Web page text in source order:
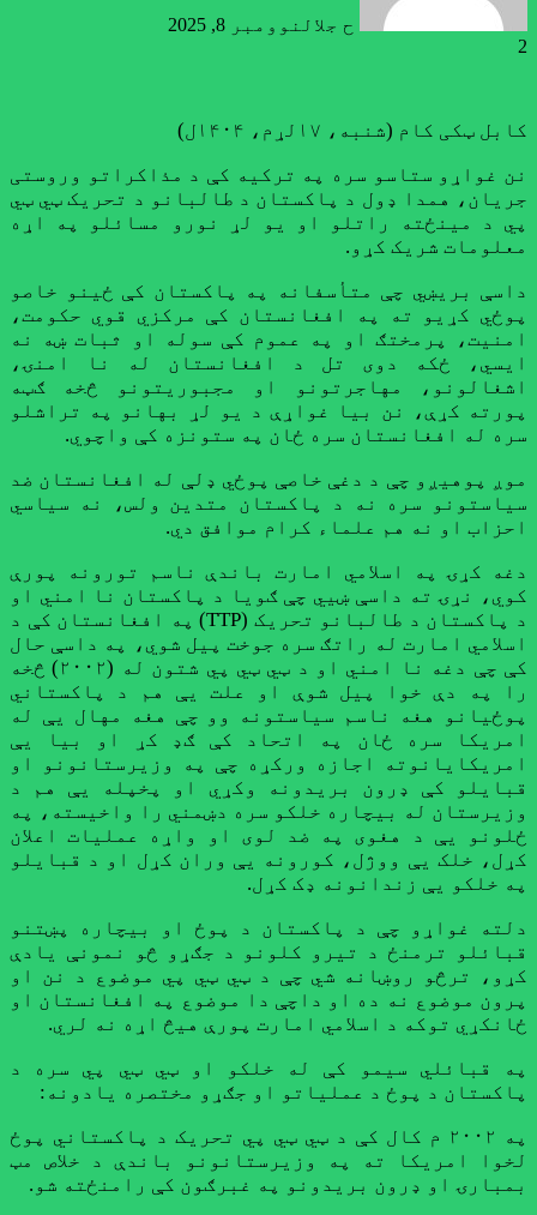
ح جلال نوومبر 8, 2025
2
کابل ټکی کام (شنبه، ۱۷لړم، ۱۴۰۴ل)
نن غواړو ستاسو سره په ترکیه کې د مذاکراتو وروستی
جریان، همدا ډول د پاکستان د طالبانو د تحریک ټي ټي
پي د مینځته راتلو او یو لړ نورو مسائلو په اړه
معلومات شریک کړو.
داسې بریښي چې متأسفانه په پاکستان کې ځینو خاصو
پوځي کړیو ته په افغانستان کې مرکزي قوي حکومت،
امنیت، پرمختګ او په عموم کې سوله او ثبات ښه نه
ایسي، ځکه دوی تل د افغانستان له نا امنۍ،
اشغالونو، مهاجرتونو او مجبوریتونو څخه ګټه
پورته کړې، نن بیا غواړې د یو لړ بهانو په تراشلو
سره له افغانستان سره ځان په ستونزه کې واچوي.
موږ پوهیږو چې د دغې خاصې پوځي ډلې له افغانستان ضد
سیاستونو سره نه د پاکستان متدین ولس، نه سیاسي
احزاب او نه هم علماء کرام موافق دي.
دغه کړۍ په اسلامي امارت باندې ناسم تورونه پورې
کوي، نړۍ ته داسې ښيي چې ګویا د پاکستان نا امني او
د پاکستان د طالبانو تحریک (TTP) په افغانستان کې د
اسلامي امارت له راتګ سره جوخت پيل شوي، په داسې حال
کې چې دغه نا امني او د ټي ټي پي شتون له (۲۰۰۲) څخه
را په دې خوا پيل شوې او علت یې هم د پاکستاني
پوځیانو هغه ناسم سیاستونه وو چې هغه مهال یې له
امریکا سره ځان په اتحاد کې ګډ کړ او بیا یې
امریکایانوته اجازه ورکړه چې په وزیرستانونو او
قبایلو کې ډرون بریدونه وکړي او پخپله یې هم د
وزیرستان له بیچاره خلکو سره دښمني را واخیسته، په
ځلونو یې د هغوی په ضد لوی او واړه عملیات اعلان
کړل، خلک یې ووژل، کورونه یې وران کړل او د قبایلو
په خلکو یې زندانونه ډک کړل.
دلته غواړو چې د پاکستان د پوځ او بیچاره پښتنو
قبائلو ترمنځ د تیرو کلونو د جګړو څو نمونې یادې
کړو، ترڅو روښانه شي چې د ټي ټي پي موضوع د نن او
پرون موضوع نه ده او داچې دا موضوع په افغانستان او
ځانکړي توکه د اسلامي امارت پورې هيڅ اړه نه لري.
په قبائلي سیمو کې له خلکو او ټي ټي پي سره د
پاکستان د پوځ د عملیاتو او جګړو مختصره یادونه:
په ۲۰۰۲ م کال کې د ټي ټي پي تحریک د پاکستاني پوځ
لخوا امریکا ته په وزیرستانونو باندې د خلاص مټ
بمبارۍ او ډرون بریدونو په غبرګون کې رامنځته شو.